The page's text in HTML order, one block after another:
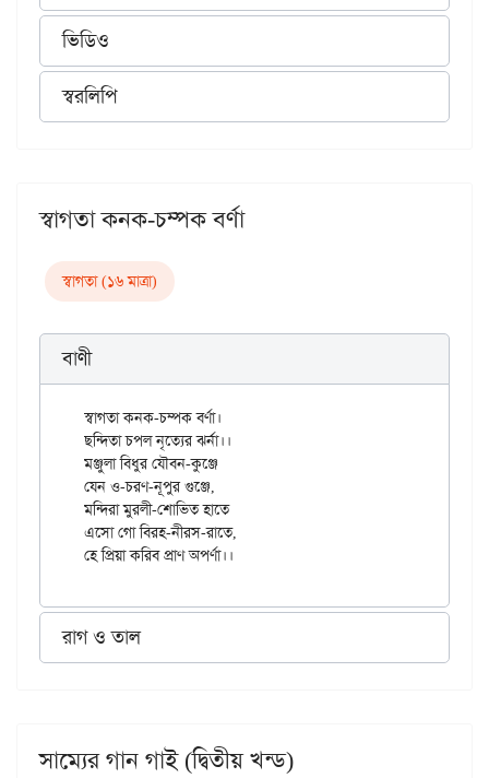
ভিডিও
স্বরলিপি
স্বাগতা কনক-চম্পক বর্ণা
স্বাগতা (১৬ মাত্রা)
বাণী
স্বাগতা কনক-চম্পক বর্ণা।
ছন্দিতা চপল নৃত্যের ঝর্না।।
মঞ্জুলা বিধুর যৌবন-কুঞ্জে
যেন ও-চরণ-নূপুর গুঞ্জে,
মন্দিরা মুরলী-শোভিত হাতে
এসো গো বিরহ-নীরস-রাতে,
রাগ ও তাল
সাম্যের গান গাই (দ্বিতীয় খন্ড)